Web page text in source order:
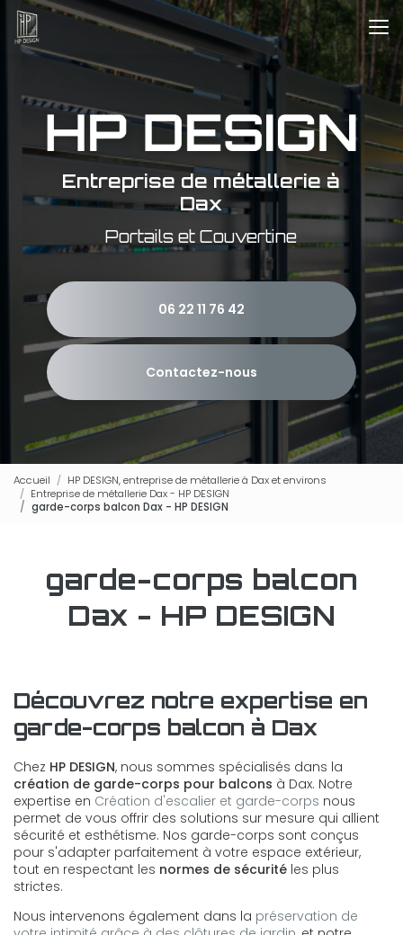
Aller
contenu
principal
Entreprise de métallerie à
Dax
Portails et Couvertine
06 22 11 76 42
Contactez-nous
Accueil
HP DESIGN, entreprise de métallerie à Dax et environs
Entreprise de métallerie Dax - HP DESIGN
garde-corps balcon Dax - HP DESIGN
garde-corps balcon
Dax - HP DESIGN
Découvrez notre expertise en
garde-corps balcon à Dax
Chez HP DESIGN, nous sommes spécialisés dans la
création de garde-corps pour balcons à Dax. Notre
expertise en Création d'escalier et garde-corps nous
permet de vous offrir des solutions sur mesure qui allient
sécurité et esthétisme. Nos garde-corps sont conçus
pour s'adapter parfaitement à votre espace extérieur,
tout en respectant les normes de sécurité les plus
strictes.
Nous intervenons également dans la préservation de